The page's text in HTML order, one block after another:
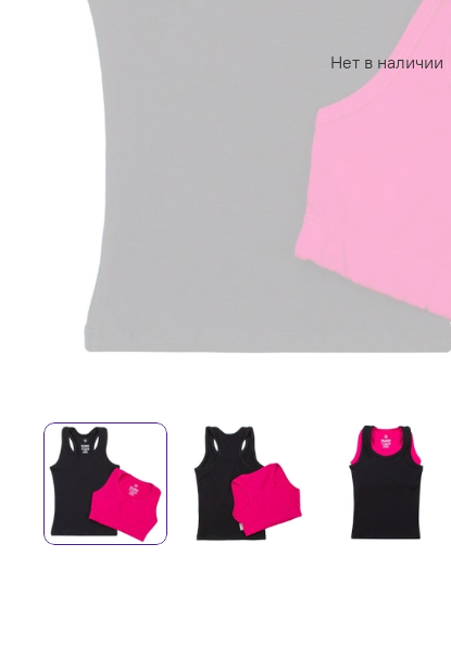
Нет в наличии